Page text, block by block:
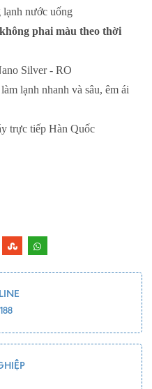
lạnh nước uống
phai màu theo thời
Silver - RO
lạnh nhanh và sâu, êm ái
trực tiếp Hàn Quốc